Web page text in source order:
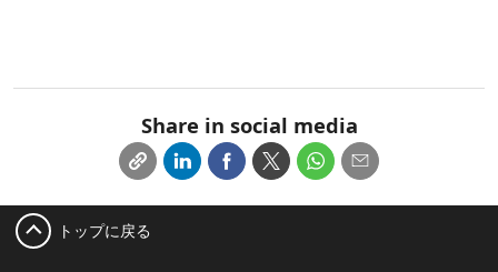
Share in social media
トップに戻る